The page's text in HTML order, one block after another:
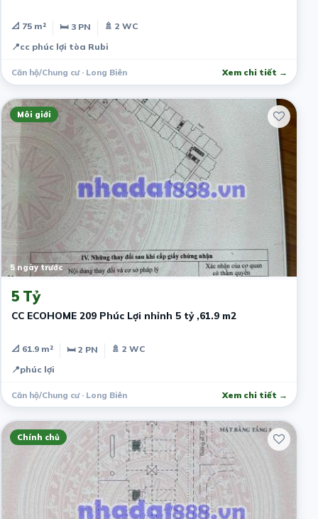
📐 75 m² 🛏 3 PN
🚿 2 WC
📍cc phúc lợi tòa Rubi
Căn hộ/Chung cư · Long Biên Xem chi tiết →
Môi giới
5 ngày trước
5 Tỷ
CC ECOHOME 209 Phúc Lợi nhỉnh 5 tỷ ,61.9 m2
📐 61.9 m² 🛏 2 PN
🚿 2 WC
📍phúc lợi
Căn hộ/Chung cư · Long Biên Xem chi tiết →
Chính chủ